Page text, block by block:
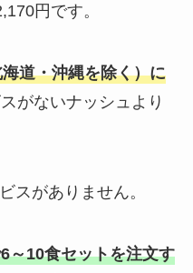
円です。
道・沖縄を除く）に
がないナッシュより
スがありません。
～10食セットを注文す